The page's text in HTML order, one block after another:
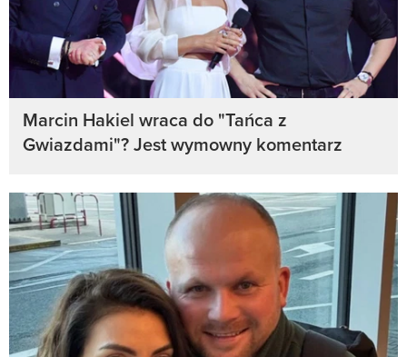
Marcin Hakiel wraca do "Tańca z
Gwiazdami"? Jest wymowny komentarz